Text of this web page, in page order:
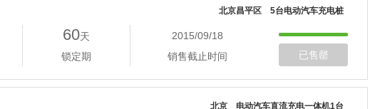
北京昌平区 5台电动汽车充电桩
60天
锁定期
2015/09/18
销售截止时间
已售罄
北京 电动汽车直流充电一体机1台